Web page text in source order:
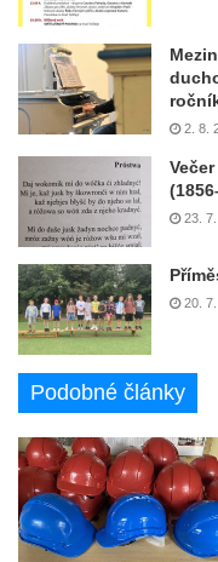
2. 8.
23.
20.
Podobné články